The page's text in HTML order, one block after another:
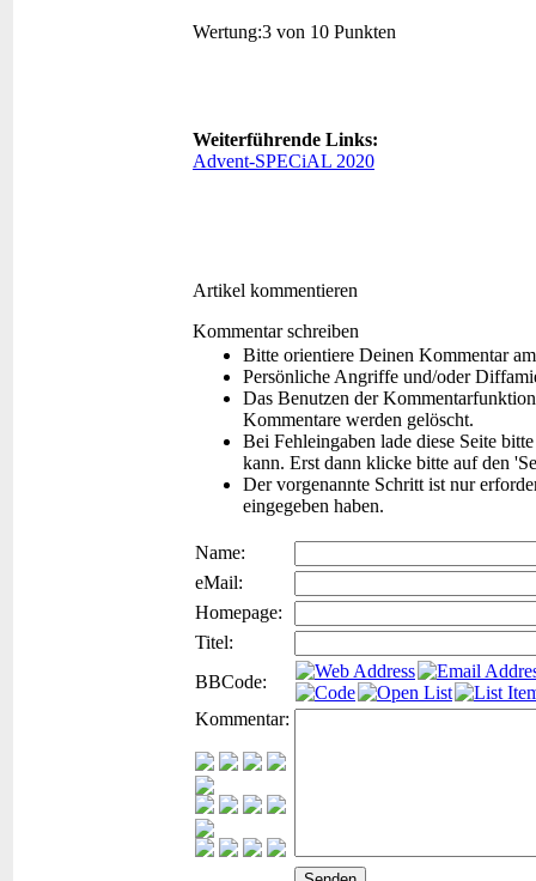
Wertung:3 von 10 Punkten
Weiterführende Links:
Advent-SPECiAL 2020
Artikel kommentieren
Kommentar schreiben
Bitte orientiere Deinen Kommentar
Persönliche Angriffe und/oder
Das Benutzen der
Kommentare werden gelöscht.
Bei Fehleingaben lade diese Seite
kann. Erst dann klicke bitte auf den
Der vorgenannte Schritt ist nur
eingegeben haben.
Name:
eMail:
Homepage:
Titel:
BBCode:
Kommentar: